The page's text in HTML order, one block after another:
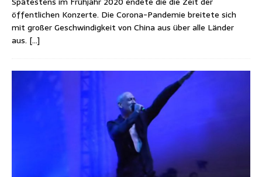
öffentlichen Konzerte. Die Corona-Pandemie breitete sich
mit großer Geschwindigkeit von China aus über alle Länder
aus. […]